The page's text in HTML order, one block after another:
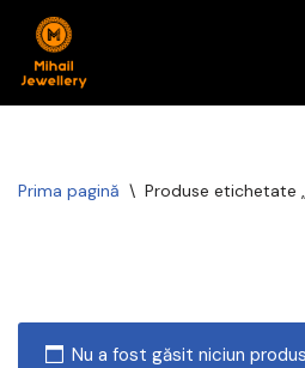
Sari
la
Prima pagină \ Produse etichetate
Nu a fost găsit niciun